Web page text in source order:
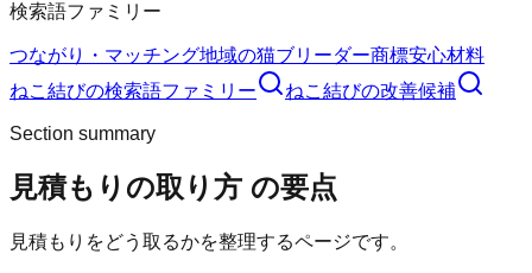
検索語ファミリー
つながり・マッチング地域の猫ブリーダー商標安心材料
ねこ結びの検索語ファミリー ねこ結びの改善候補
Section summary
見積もりの取り方 の要点
見積もりをどう取るかを整理するページです。